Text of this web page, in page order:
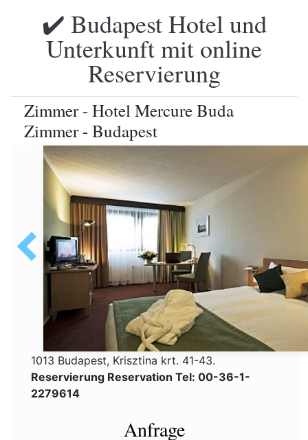
✔️ Budapest Hotel und
Unterkunft mit online
Reservierung
Zimmer - Hotel Mercure Buda
Zimmer - Budapest
1013 Budapest, Krisztina krt. 41-43.
Reservierung Reservation Tel: 00-36-1-
2279614
Anfrage